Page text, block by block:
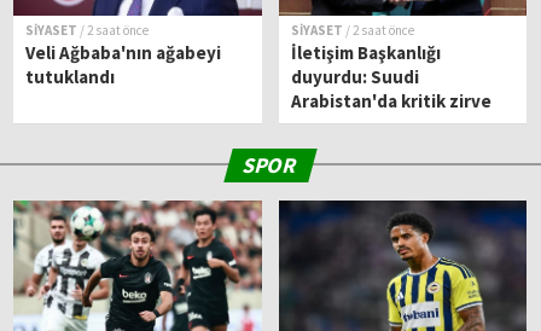
SİYASET / 2 saat önce
Veli Ağbaba'nın ağabeyi
tutuklandı
SİYASET / 2 saat önce
İletişim Başkanlığı
duyurdu: Suudi
Arabistan'da kritik zirve
SPOR